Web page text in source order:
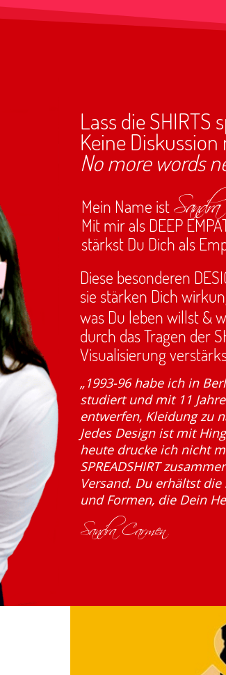
Lass die SHIRTS
Keine Diskussion
No more words
Mein Name ist
Mit mir als DEEP
stärkst Du Dich als
Diese besonderen
sie stärken Dich
was Du leben willst &
durch das Tragen der
Visualisierung
„1993-96 habe ich in
studiert und mit 11
entwerfen, Kleidung zu
Jedes Design ist mit
heute drucke ich nicht
SPREADSHIRT
Versand. Du erhältst die
und Formen, die Dein
Sandra Carmen